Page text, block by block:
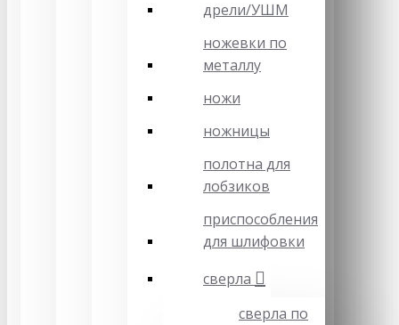
дрели/УШМ
ножевки по
металлу
ножи
ножницы
полотна для
лобзиков
приспособления
для шлифовки
сверла
сверла по